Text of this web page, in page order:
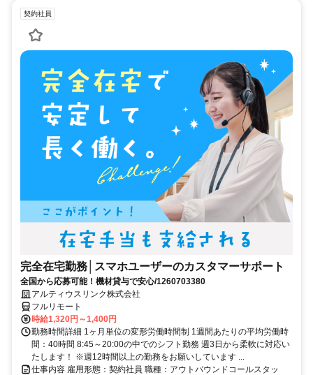
契約社員
完全在宅勤務│スマホユーザーのカスタマーサポート
全国から応募可能！機材貸与で安心/1260703380
アルティウスリンク株式会社
フルリモート
時給1,320円～1,400円
勤務時間詳細 1ヶ月単位の変形労働時間制 1週間あたりの平均労働時
間：40時間 8:45～20:00の中でのシフト勤務 週3日から柔軟に対応い
たします！ ※週12時間以上の勤務をお願いしています ...
仕事内容 雇用形態：契約社員 職種：アウトバウンドコールスタッ